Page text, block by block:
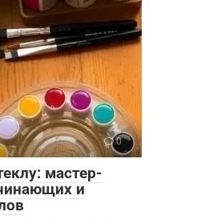
0
мастер-
и